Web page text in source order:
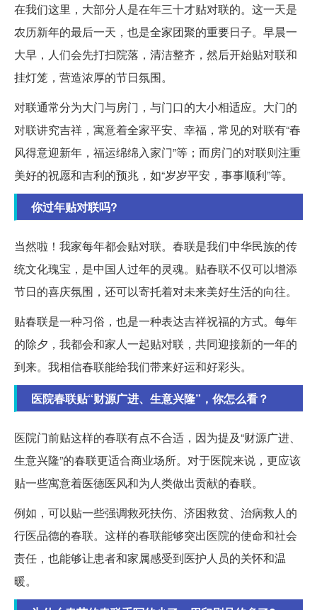
在我们这里，大部分人是在年三十才贴对联的。这一天是
农历新年的最后一天，也是全家团聚的重要日子。早晨一
大早，人们会先打扫院落，清洁整齐，然后开始贴对联和
挂灯笼，营造浓厚的节日氛围。
对联通常分为大门与房门，与门口的大小相适应。大门的
对联讲究吉祥，寓意着全家平安、幸福，常见的对联有“春
风得意迎新年，福运绵绵入家门”等；而房门的对联则注重
美好的祝愿和吉利的预兆，如“岁岁平安，事事顺利”等。
你过年贴对联吗?
当然啦！我家每年都会贴对联。春联是我们中华民族的传
统文化瑰宝，是中国人过年的灵魂。贴春联不仅可以增添
节日的喜庆氛围，还可以寄托着对未来美好生活的向往。
贴春联是一种习俗，也是一种表达吉祥祝福的方式。每年
的除夕，我都会和家人一起贴对联，共同迎接新的一年的
到来。我相信春联能给我们带来好运和好彩头。
医院春联贴“财源广进、生意兴隆”，你怎么看？
医院门前贴这样的春联有点不合适，因为提及“财源广进、
生意兴隆”的春联更适合商业场所。对于医院来说，更应该
贴一些寓意着医德医风和为人类做出贡献的春联。
例如，可以贴一些强调救死扶伤、济困救贫、治病救人的
行医品德的春联。这样的春联能够突出医院的使命和社会
责任，也能够让患者和家属感受到医护人员的关怀和温
暖。